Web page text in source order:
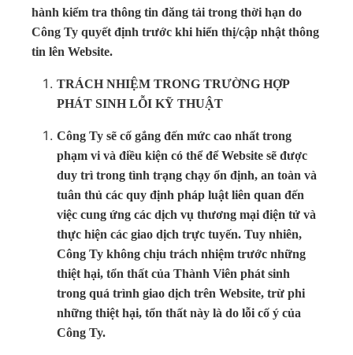
hành kiểm tra thông tin đăng tải trong thời hạn do
Công Ty quyết định trước khi hiển thị/cập nhật thông
tin lên Website.
TRÁCH NHIỆM TRONG TRƯỜNG HỢP
PHÁT SINH LỖI KỸ THUẬT
Công Ty sẽ cố gắng đến mức cao nhất trong
phạm vi và điều kiện có thể để Website sẽ được
duy trì trong tình trạng chạy ổn định, an toàn và
tuân thủ các quy định pháp luật liên quan đến
việc cung ứng các dịch vụ thương mại điện tử và
thực hiện các giao dịch trực tuyến. Tuy nhiên,
Công Ty không chịu trách nhiệm trước những
thiệt hại, tổn thất của Thành Viên phát sinh
trong quá trình giao dịch trên Website, trừ phi
những thiệt hại, tổn thất này là do lỗi cố ý của
Công Ty.